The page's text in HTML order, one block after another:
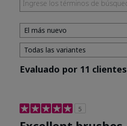
Evaluado por 11 clientes
5